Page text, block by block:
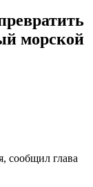
морской
сообщил глава